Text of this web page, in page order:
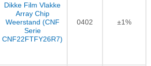
Dikke Film Vlakke
Array Chip
Weerstand (CNF
Serie
CNF22FTFY26R7)
0402 ±1%